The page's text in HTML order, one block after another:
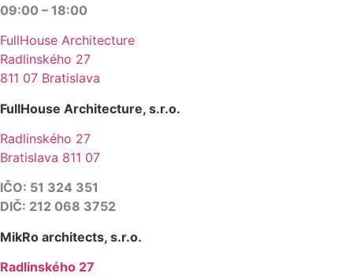
09:00 – 18:00
FullHouse Architecture
Radlinského 27
811 07 Bratislava
FullHouse Architecture, s.r.o.
Radlinského 27
Bratislava 811 07
IČO: 51 324 351
DIČ: 212 068 3752
MikRo architects, s.r.o.
Radlinského 27